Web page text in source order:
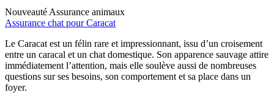
Nouveauté Assurance animaux
Assurance chat pour Caracat
Le Caracat est un félin rare et impressionnant, issu d’un croisement
entre un caracal et un chat domestique. Son apparence sauvage attire
immédiatement l’attention, mais elle soulève aussi de nombreuses
questions sur ses besoins, son comportement et sa place dans un
foyer.